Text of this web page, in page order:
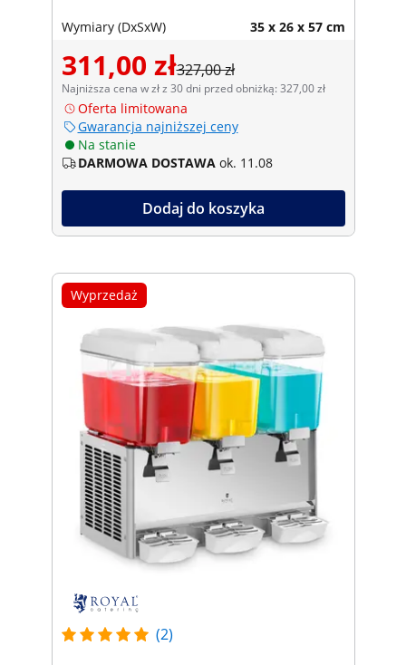
Wymiary (DxSxW) 35 x 26 x 57 cm
311,00 zł327,00 zł
Najniższa cena w zł z 30 dni przed obniżką: 327,00 zł
Oferta limitowana
Gwarancja najniższej ceny
Na stanie
DARMOWA DOSTAWA ok. 11.08
Dodaj do koszyka
Wyprzedaż
(2)